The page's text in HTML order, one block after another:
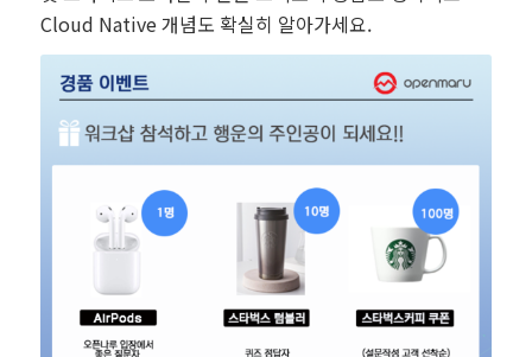
Cloud Native 개념도 확실히 알아가세요.